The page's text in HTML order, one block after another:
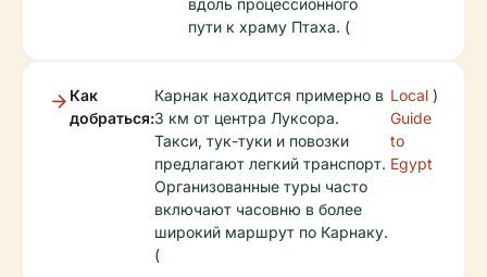
вдоль процессионного
пути к храму Птаха. (
Как
добраться:
Карнак находится примерно в
3 км от центра Луксора.
Такси, тук-туки и повозки
предлагают легкий транспорт.
Организованные туры часто
включают часовню в более
широкий маршрут по Карнаку.
(
Local
Guide
to
Egypt
)